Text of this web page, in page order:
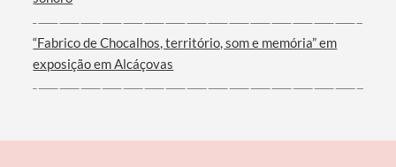
“Fabrico de Chocalhos, território, som e memória” em
exposição em Alcáçovas